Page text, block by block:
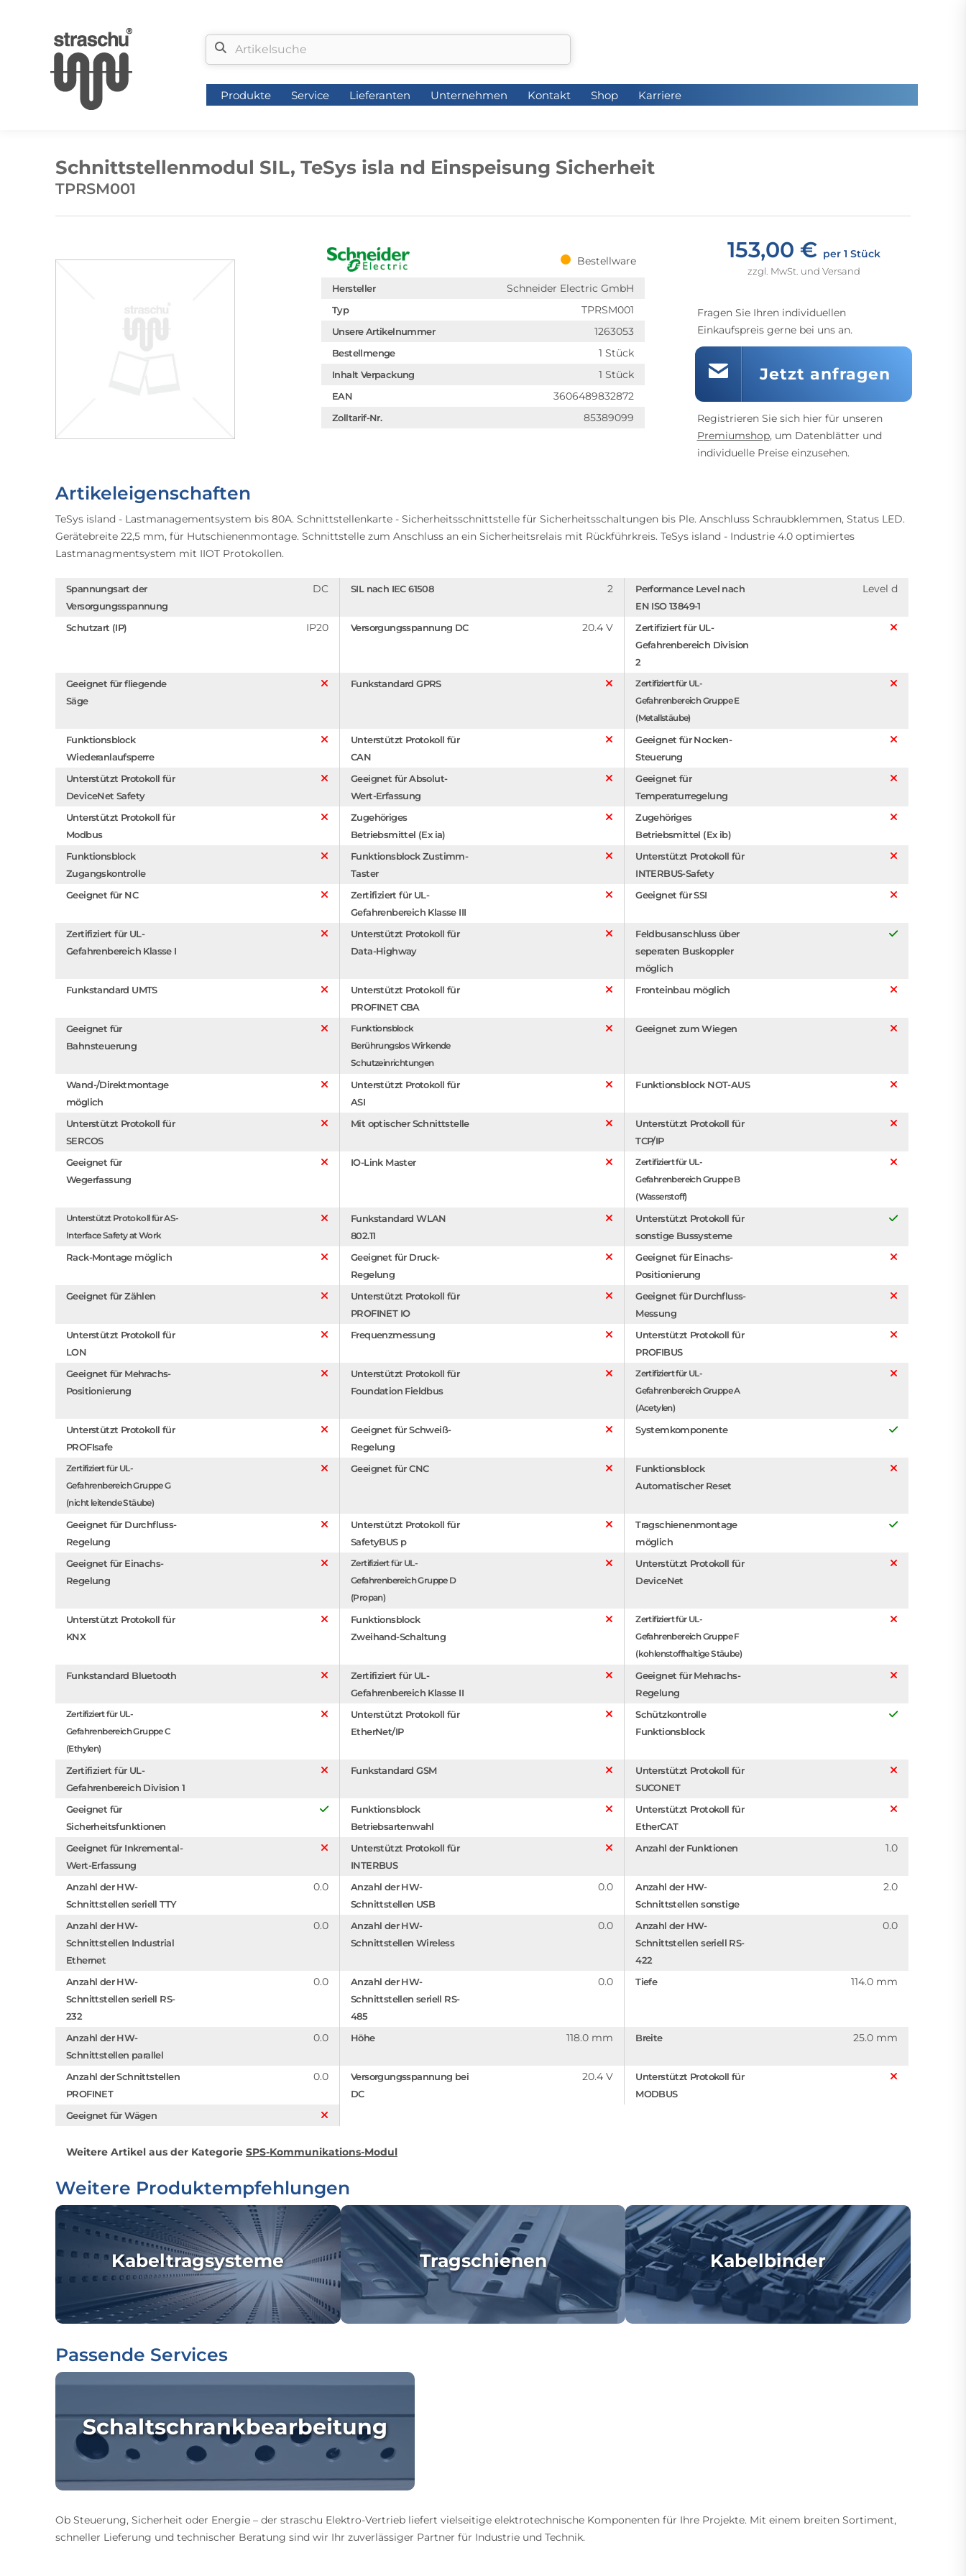
Produkte Service Lieferanten Unternehmen Kontakt Shop Karriere
Schnittstellenmodul SIL, TeSys isla nd Einspeisung Sicherheit
TPRSM001
Bestellware
Hersteller Schneider Electric GmbH
Typ TPRSM001
Unsere Artikelnummer 1263053
Bestellmenge 1 Stück
Inhalt Verpackung 1 Stück
EAN 3606489832872
Zolltarif-Nr. 85389099
153,00 € per 1 Stück
zzgl. MwSt. und Versand
Fragen Sie Ihren individuellen
Einkaufspreis gerne bei uns an.
Jetzt anfragen
Registrieren Sie sich hier für unseren
Premiumshop, um Datenblätter und
individuelle Preise einzusehen.
Artikeleigenschaften
TeSys island - Lastmanagementsystem bis 80A. Schnittstellenkarte - Sicherheitsschnittstelle für Sicherheitsschaltungen bis Ple. Anschluss Schraubklemmen, Status LED.
Gerätebreite 22,5 mm, für Hutschienenmontage. Schnittstelle zum Anschluss an ein Sicherheitsrelais mit Rückführkreis. TeSys island - Industrie 4.0 optimiertes
Lastmanagmentsystem mit IIOT Protokollen.
Spannungsart der
Versorgungsspannung
DC SIL nach IEC 61508 2
Performance Level nach
EN ISO 13849-1
Level d
Schutzart (IP) IP20 Versorgungsspannung DC 20.4 V
Zertifiziert für UL-
Gefahrenbereich Division
2
Geeignet für fliegende
Säge
Funkstandard GPRS
Zertifiziert für UL-
Gefahrenbereich Gruppe E
(Metallstäube)
Funktionsblock
Wiederanlaufsperre
Unterstützt Protokoll für
CAN
Geeignet für Nocken-
Steuerung
Unterstützt Protokoll für
DeviceNet Safety
Geeignet für Absolut-
Wert-Erfassung
Geeignet für
Temperaturregelung
Unterstützt Protokoll für
Modbus
Zugehöriges
Betriebsmittel (Ex ia)
Zugehöriges
Betriebsmittel (Ex ib)
Funktionsblock
Zugangskontrolle
Funktionsblock Zustimm-
Taster
Unterstützt Protokoll für
INTERBUS-Safety
Geeignet für NC
Zertifiziert für UL-
Gefahrenbereich Klasse III
Geeignet für SSI
Zertifiziert für UL-
Gefahrenbereich Klasse I
Unterstützt Protokoll für
Data-Highway
Feldbusanschluss über
seperaten Buskoppler
möglich
Funkstandard UMTS
Unterstützt Protokoll für
PROFINET CBA
Fronteinbau möglich
Geeignet für
Bahnsteuerung
Funktionsblock
Berührungslos Wirkende
Schutzeinrichtungen
Geeignet zum Wiegen
Wand-/Direktmontage
möglich
Unterstützt Protokoll für
ASI
Funktionsblock NOT-AUS
Unterstützt Protokoll für
SERCOS
Mit optischer Schnittstelle
Unterstützt Protokoll für
TCP/IP
Geeignet für
Wegerfassung
IO-Link Master
Zertifiziert für UL-
Gefahrenbereich Gruppe B
(Wasserstoff)
Unterstützt Protokoll für AS-
Interface Safety at Work
Funkstandard WLAN
802.11
Unterstützt Protokoll für
sonstige Bussysteme
Rack-Montage möglich
Geeignet für Druck-
Regelung
Geeignet für Einachs-
Positionierung
Geeignet für Zählen
Unterstützt Protokoll für
PROFINET IO
Geeignet für Durchfluss-
Messung
Unterstützt Protokoll für
LON
Frequenzmessung
Unterstützt Protokoll für
PROFIBUS
Geeignet für Mehrachs-
Positionierung
Unterstützt Protokoll für
Foundation Fieldbus
Zertifiziert für UL-
Gefahrenbereich Gruppe A
(Acetylen)
Unterstützt Protokoll für
PROFIsafe
Geeignet für Schweiß-
Regelung
Systemkomponente
Zertifiziert für UL-
Gefahrenbereich Gruppe G
(nicht leitende Stäube)
Geeignet für CNC
Funktionsblock
Automatischer Reset
Geeignet für Durchfluss-
Regelung
Unterstützt Protokoll für
SafetyBUS p
Tragschienenmontage
möglich
Geeignet für Einachs-
Regelung
Zertifiziert für UL-
Gefahrenbereich Gruppe D
(Propan)
Unterstützt Protokoll für
DeviceNet
Unterstützt Protokoll für
KNX
Funktionsblock
Zweihand-Schaltung
Zertifiziert für UL-
Gefahrenbereich Gruppe F
(kohlenstoffhaltige Stäube)
Funkstandard Bluetooth
Zertifiziert für UL-
Gefahrenbereich Klasse II
Geeignet für Mehrachs-
Regelung
Zertifiziert für UL-
Gefahrenbereich Gruppe C
(Ethylen)
Unterstützt Protokoll für
EtherNet/IP
Schützkontrolle
Funktionsblock
Zertifiziert für UL-
Gefahrenbereich Division 1
Funkstandard GSM
Unterstützt Protokoll für
SUCONET
Geeignet für
Sicherheitsfunktionen
Funktionsblock
Betriebsartenwahl
Unterstützt Protokoll für
EtherCAT
Geeignet für Inkremental-
Wert-Erfassung
Unterstützt Protokoll für
INTERBUS
Anzahl der Funktionen 1.0
Anzahl der HW-
Schnittstellen seriell TTY
0.0
Anzahl der HW-
Schnittstellen USB
0.0
Anzahl der HW-
Schnittstellen sonstige
2.0
Anzahl der HW-
Schnittstellen Industrial
Ethernet
0.0
Anzahl der HW-
Schnittstellen Wireless
0.0
Anzahl der HW-
Schnittstellen seriell RS-
422
0.0
Anzahl der HW-
Schnittstellen seriell RS-
232
0.0
Anzahl der HW-
Schnittstellen seriell RS-
485
0.0 Tiefe 114.0 mm
Anzahl der HW-
Schnittstellen parallel
0.0 Höhe 118.0 mm Breite 25.0 mm
Anzahl der Schnittstellen
PROFINET
0.0
Versorgungsspannung bei
DC
20.4 V
Unterstützt Protokoll für
MODBUS
Geeignet für Wägen
Weitere Artikel aus der Kategorie SPS-Kommunikations-Modul
Weitere Produktempfehlungen
Kabeltragsysteme Tragschienen Kabelbinder
Passende Services
Schaltschrankbearbeitung
Ob Steuerung, Sicherheit oder Energie – der straschu Elektro-Vertrieb liefert vielseitige elektrotechnische Komponenten für Ihre Projekte. Mit einem breiten Sortiment,
schneller Lieferung und technischer Beratung sind wir Ihr zuverlässiger Partner für Industrie und Technik.
Produkte Service Lieferanten Unternehmen Kontakt